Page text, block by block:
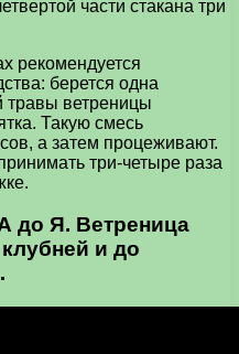
части стакана три
рекомендуется
берется одна
травы ветреницы
Такую смесь
а затем процеживают.
три-четыре раза
до Я. Ветреница
и до